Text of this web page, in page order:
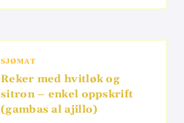
SJØMAT
Reker med hvitløk og
sitron – enkel oppskrift
(gambas al ajillo)